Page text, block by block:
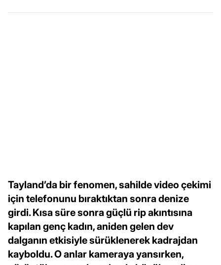
Tayland’da bir fenomen, sahilde video çekimi
için telefonunu bıraktıktan sonra denize
girdi. Kısa süre sonra güçlü rip akıntısına
kapılan genç kadın, aniden gelen dev
dalganın etkisiyle sürüklenerek kadrajdan
kayboldu. O anlar kameraya yansırken,